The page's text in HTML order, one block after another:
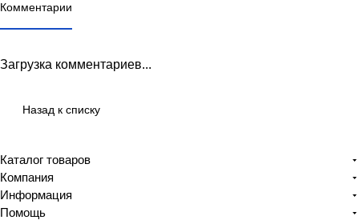
Комментарии
Загрузка комментариев...
Назад к списку
Каталог товаров
Компания
Информация
Помощь